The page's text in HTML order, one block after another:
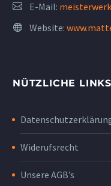
E-Mail:
Website:
NÜTZLICHE LINKS
Widerufsrecht
Unsere AGB’s